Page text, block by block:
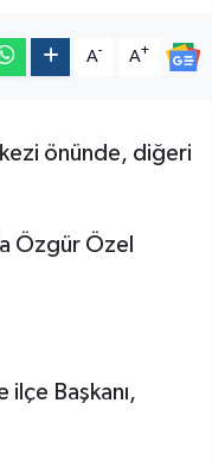
A- A+
önünde, diğeri
Özgür Özel
ilçe Başkanı,